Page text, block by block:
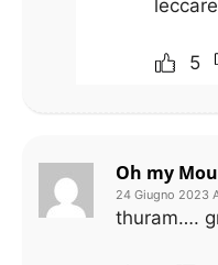
5
Oh my Mou
24 Giugno 2023
thuram….